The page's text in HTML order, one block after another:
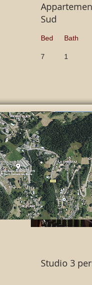
Sud
Bed
7
Bath
1
Lire plus
Studio 3